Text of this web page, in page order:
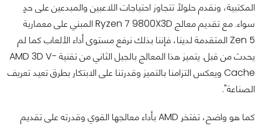
المكتبية، ونقدم حلولًا تتجاوز احتياجات اللاعبين والمبدعين على حدٍ
سواء. مع تقديم معالج Ryzen 7 9800X3D المبني على معمارية
Zen 5 المتقدمة لدينا، فإننا بذلك نرفع مستوى أداء الألعاب كما لم
يحدث من قبل. يتميز هذا المعالج بالجيل الثاني من تقنية AMD 3D V-
Cache ويعكس التزامنا بالتميز وقدرتنا على الابتكار بطرق تعيد تعريف
الصناعة".
كما هو واضح، تفتخر AMD بأداء معالجها القوي وقدرته على تقديم